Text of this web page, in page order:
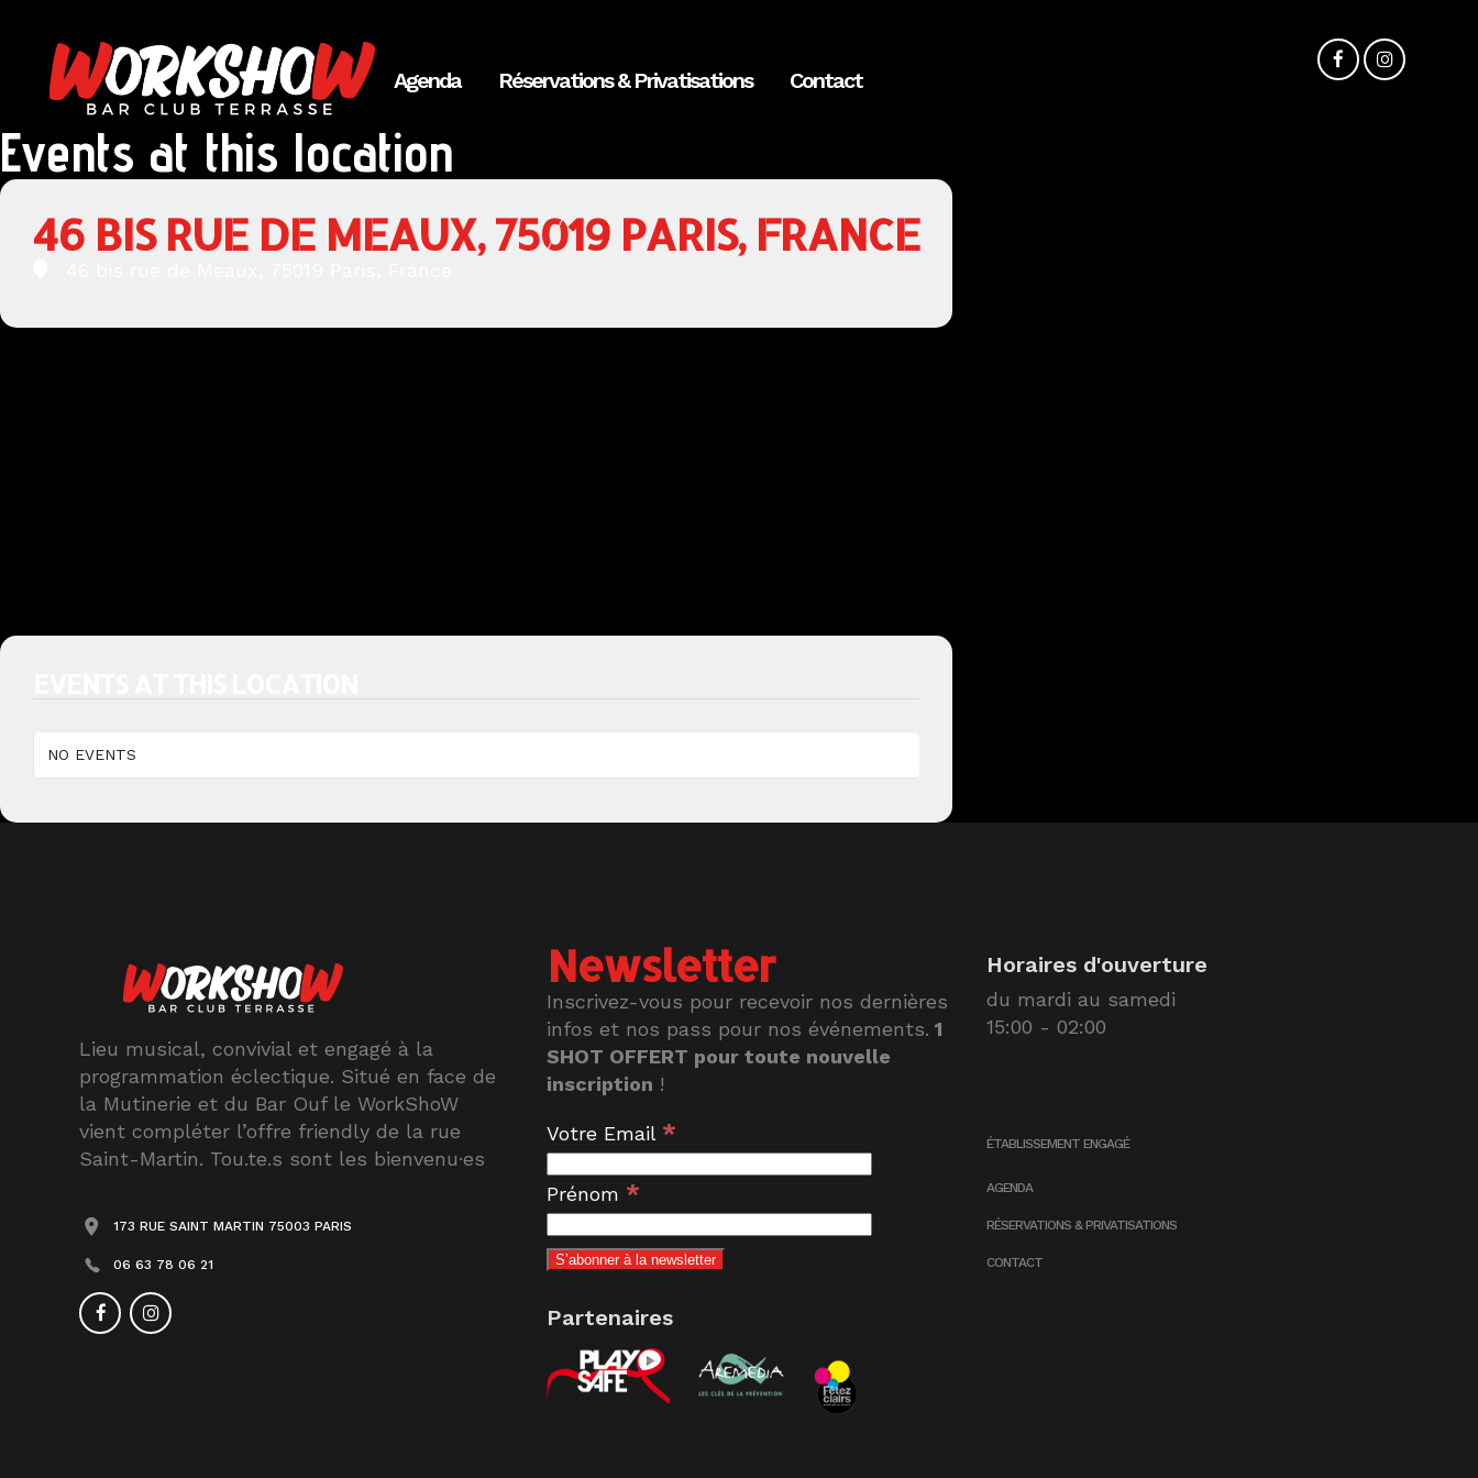
Agenda Réservations & Privatisations Contact
Events at this location
46 BIS RUE DE MEAUX, 75019 PARIS, FRANCE
NO EVENTS
Lieu musical, convivial et engagé à la
programmation éclectique. Situé en face de
la Mutinerie et du Bar Ouf le WorkShoW
vient compléter l’offre friendly de la rue
Saint-Martin. Tou.te.s sont les bienvenu·es
173 RUE SAINT MARTIN 75003 PARIS
06 63 78 06 21
Newsletter
Inscrivez-vous pour recevoir nos dernières
infos et nos pass pour nos événements. 1
SHOT OFFERT pour toute nouvelle
inscription !
Votre Email *
Prénom *
Partenaires
Horaires d'ouverture
du mardi au samedi
15:00 - 02:00
ÉTABLISSEMENT ENGAGÉ
AGENDA
RÉSERVATIONS & PRIVATISATIONS
CONTACT